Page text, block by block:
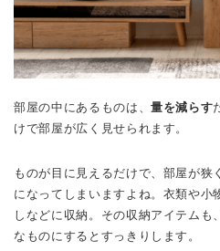
部屋の中にあるものは、量を減らす
けで部屋が広く見せられます。
ものが目に見えるだけで、部屋が狭
になってしまいますよね。衣類や小
しなどに収納。その収納アイテムも
なものにするとすっきりします。